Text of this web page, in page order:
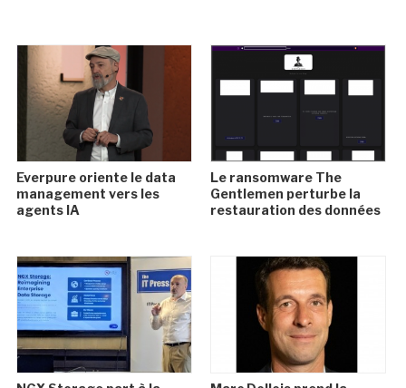
Everpure oriente le data
management vers les
agents IA
Le ransomware The
Gentlemen perturbe la
restauration des données